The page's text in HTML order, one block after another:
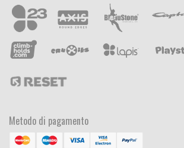
Metodo di pagamento